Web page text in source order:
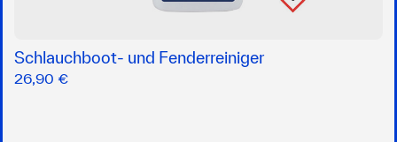
Schlauchboot- und Fenderreiniger
26,90 €